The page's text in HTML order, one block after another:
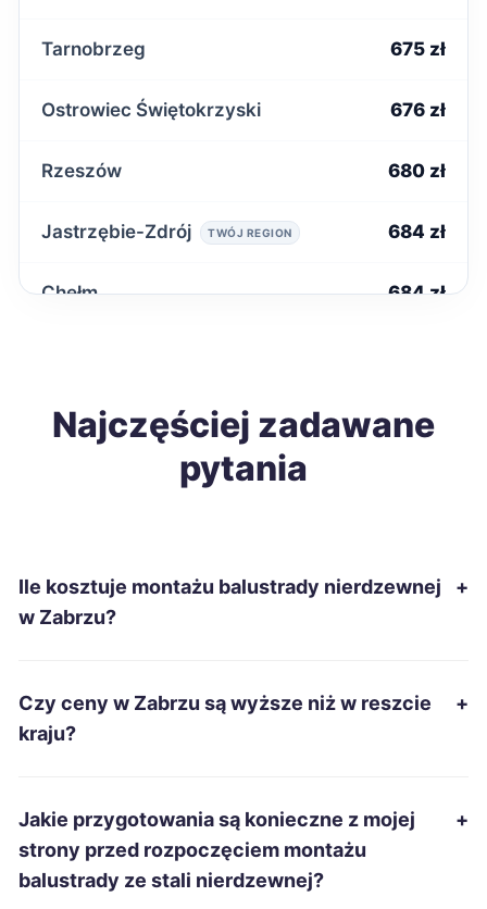
Tarnobrzeg 675 zł
Ostrowiec Świętokrzyski 676 zł
Rzeszów 680 zł
Jastrzębie-Zdrój TWÓJ REGION 684 zł
Chełm 684 zł
Ełk 687 zł
Żary 689 zł
Starachowice
Bytom TWÓJ REGION
Najczęściej zadawane
pytania
Ile kosztuje montażu balustrady nierdzewnej
w Zabrzu?
+
Czy ceny w Zabrzu są wyższe niż w reszcie
kraju?
+
Jakie przygotowania są konieczne z mojej
strony przed rozpoczęciem montażu
balustrady ze stali nierdzewnej?
+